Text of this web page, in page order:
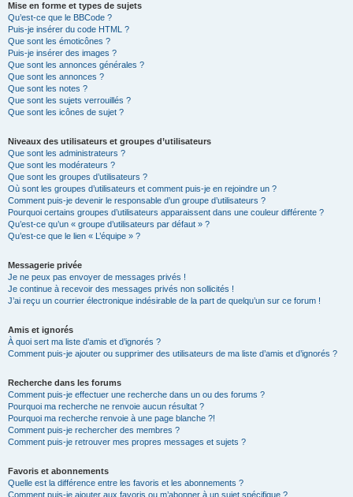
Mise en forme et types de sujets
Qu’est-ce que le BBCode ?
Puis-je insérer du code HTML ?
Que sont les émoticônes ?
Puis-je insérer des images ?
Que sont les annonces générales ?
Que sont les annonces ?
Que sont les notes ?
Que sont les sujets verrouillés ?
Que sont les icônes de sujet ?
Niveaux des utilisateurs et groupes d’utilisateurs
Que sont les administrateurs ?
Que sont les modérateurs ?
Que sont les groupes d’utilisateurs ?
Où sont les groupes d’utilisateurs et comment puis-je en rejoindre un ?
Comment puis-je devenir le responsable d’un groupe d’utilisateurs ?
Pourquoi certains groupes d’utilisateurs apparaissent dans une couleur différente ?
Qu’est-ce qu’un « groupe d’utilisateurs par défaut » ?
Qu’est-ce que le lien « L’équipe » ?
Messagerie privée
Je ne peux pas envoyer de messages privés !
Je continue à recevoir des messages privés non sollicités !
J’ai reçu un courrier électronique indésirable de la part de quelqu’un sur ce forum !
Amis et ignorés
À quoi sert ma liste d’amis et d’ignorés ?
Comment puis-je ajouter ou supprimer des utilisateurs de ma liste d’amis et d’ignorés ?
Recherche dans les forums
Comment puis-je effectuer une recherche dans un ou des forums ?
Pourquoi ma recherche ne renvoie aucun résultat ?
Pourquoi ma recherche renvoie à une page blanche ?!
Comment puis-je rechercher des membres ?
Comment puis-je retrouver mes propres messages et sujets ?
Favoris et abonnements
Quelle est la différence entre les favoris et les abonnements ?
Comment puis-je ajouter aux favoris ou m’abonner à un sujet spécifique ?